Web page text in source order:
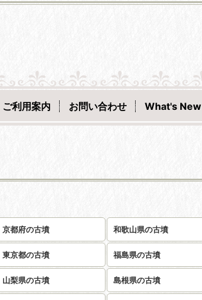
ご利用案内 お問い合わせ What's New
京都府の古墳 和歌山県の古墳
東京都の古墳 福島県の古墳
山梨県の古墳 島根県の古墳